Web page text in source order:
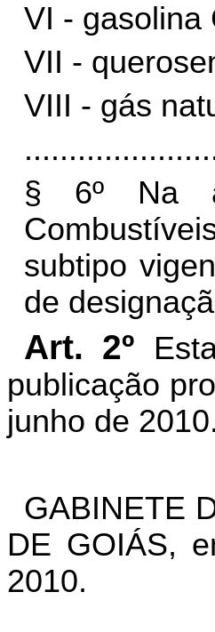
VI - gasolina
VII -
VIII - gás
§ 6º Na
subtipo
de
Art. 2º
publicação
junho de 2010.
GABINETE
DE GOIÁS,
2010.